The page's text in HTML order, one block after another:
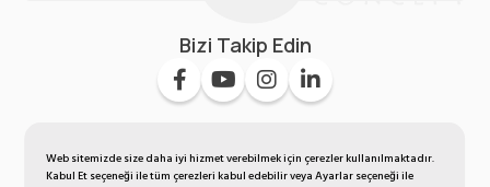
Web sitemizde size daha iyi hizmet verebilmek için çerezler kullanılmaktadır.
Kabul Et seçeneği ile tüm çerezleri kabul edebilir veya Ayarlar seçeneği ile
Bizi Takip Edin